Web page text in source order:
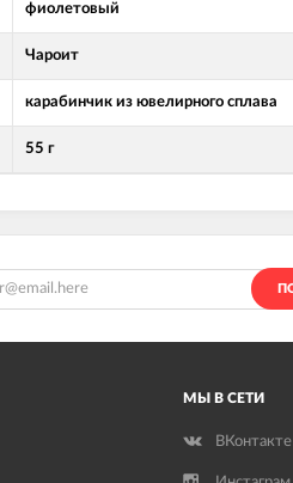
фиолетовый
Чароит
карабинчик из ювелирного сплава
55 г
МЫ В СЕТИ
ВКонтакте